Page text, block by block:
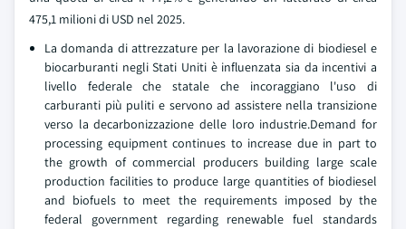
475,1 milioni di USD nel 2025.
La domanda di attrezzature per la lavorazione di biodiesel e
biocarburanti negli Stati Uniti è influenzata sia da incentivi a
livello federale che statale che incoraggiano l'uso di
carburanti più puliti e servono ad assistere nella transizione
verso la decarbonizzazione delle loro industrie.Demand for
processing equipment continues to increase due in part to
the growth of commercial producers building large scale
production facilities to produce large quantities of biodiesel
and biofuels to meet the requirements imposed by the
federal government regarding renewable fuel standards